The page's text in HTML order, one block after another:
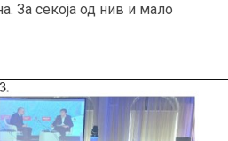
За секоја од нив и мало